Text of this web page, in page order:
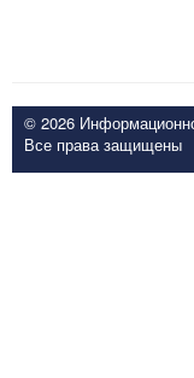
© 2026
Все права защищены